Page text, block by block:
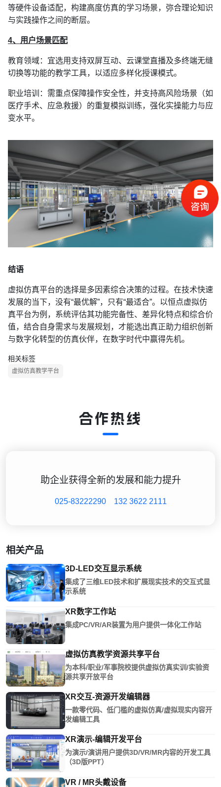
等硬件设备适配， 构建高度仿真的学习场景，弥合理论知识
与实践操作之间的断层。
4、用户场景匹配
教育领域：宜选用支持双屏互动、云课堂直播及多终端无缝
切换等功能的教学工具，以适应多样化授课模式。
职业培训：需重点保障操作安全性，并支持高风险场景（如
医疗手术、应急救援）的重复模拟训练，强化实操能力与应
变水平。
结语
虚拟仿真平台的选择是多因素综合决策的过程。在技术快速
发展的当下，没有“最优解”，只有“最适合”。以恒点虚拟仿
真平台为例，系统评估其功能完备性、差异化特点和综合价
值，结合自身需求与发展规划，才能选出真正助力组织创新
与数字化转型的仿真伙伴，在数字时代中赢得先机。
相关标签
虚拟仿真教学平台
合作热线
助企业获得全新的发展和能力提升
025-83222290 132 3622 2111
相关产品
3D-LED交互显示系统
集成了三维LED技术和扩展现实技术的交互式显
示系统
XR数字工作站
集成PC/VR/AR装置为用户提供一体化工作站
虚拟仿真教学资源共享平台
为本科/职业/军事院校提供虚拟仿真实训/实验资
源共享开放平台
XR交互-资源开发编辑器
一款零代码、低门槛的虚拟仿真/虚拟现实内容开
发编辑工具
XR演示-编辑开发平台
为演示/演讲用户提供3D/VR/MR内容的开发工具
（3D版PPT）
VR / MR头戴设备